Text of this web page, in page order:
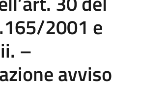
2001 e
–
avviso